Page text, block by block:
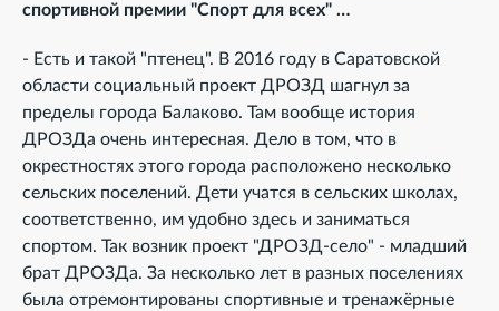
спортивной премии "Спорт для всех" …
- Есть и такой "птенец". В 2016 году в Саратовской
области социальный проект ДРОЗД шагнул за
пределы города Балаково. Там вообще история
ДРОЗДа очень интересная. Дело в том, что в
окрестностях этого города расположено несколько
сельских поселений. Дети учатся в сельских школах,
соответственно, им удобно здесь и заниматься
спортом. Так возник проект "ДРОЗД-село" - младший
брат ДРОЗДа. За несколько лет в разных поселениях
была отремонтированы спортивные и тренажёрные